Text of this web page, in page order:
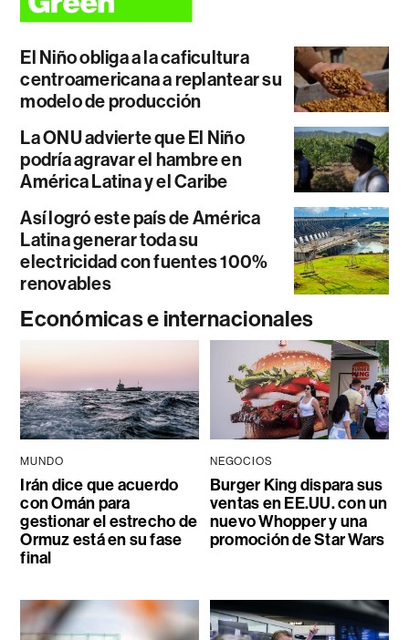
El Niño obliga a la caficultura
centroamericana a replantear su
modelo de producción
La ONU advierte que El Niño
podría agravar el hambre en
América Latina y el Caribe
Así logró este país de América
Latina generar toda su
electricidad con fuentes 100%
renovables
Económicas e internacionales
MUNDO
Irán dice que acuerdo
con Omán para
gestionar el estrecho de
Ormuz está en su fase
final
NEGOCIOS
Burger King dispara sus
ventas en EE.UU. con un
nuevo Whopper y una
promoción de Star Wars